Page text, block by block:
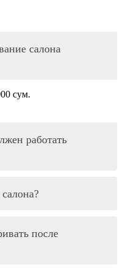
салона
сум.
работать
после